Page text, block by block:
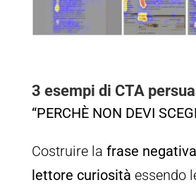
3 esempi di CTA
“PERCHÈ NON DEVI
Costruire la frase
lettore curiosità essendo